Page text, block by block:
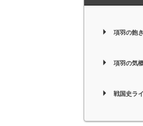
項羽の飽
項羽の気
戦国史ラ